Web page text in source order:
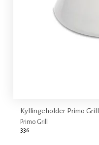
Kyllingeholder Primo Grill
Primo Grill
336